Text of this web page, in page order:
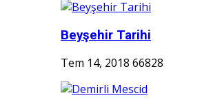
Beyşehir Tarihi
Tem 14, 2018 66828